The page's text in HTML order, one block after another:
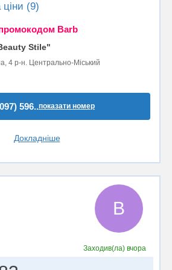
(9)
Barb
Stile"
4 р-н. Центрально-Міський
596..показати номер
Докладніше
В
Заходив(ла) вчора